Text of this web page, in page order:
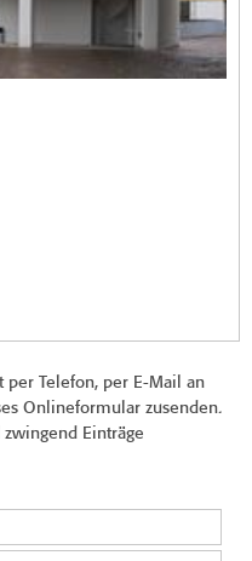
per Telefon, per E-Mail an
Onlineformular zusenden.
Einträge